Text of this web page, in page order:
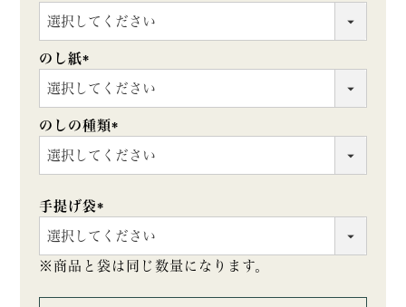
(必
須)
のし紙
(必
須)
のしの種類
(必
須)
手提げ袋
(必
須)
※商品と袋は同じ数量になります。